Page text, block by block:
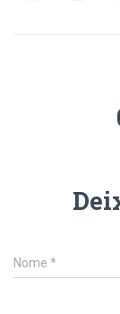
Nome *